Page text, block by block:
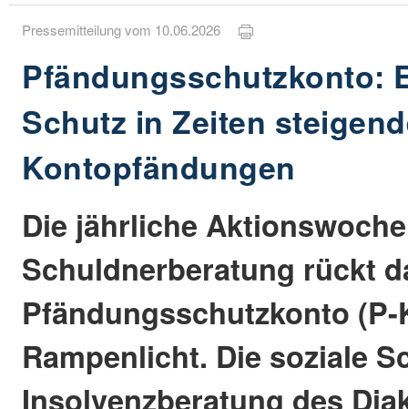
Pressemitteilung vom 10.06.2026
Pfändungsschutzkonto:
Schutz in Zeiten
Kontopfändungen
Die jährliche Aktionswoche
Schuldnerberatung rückt
Pfändungsschutzkonto
Rampenlicht. Die soziale
Insolvenzberatung des